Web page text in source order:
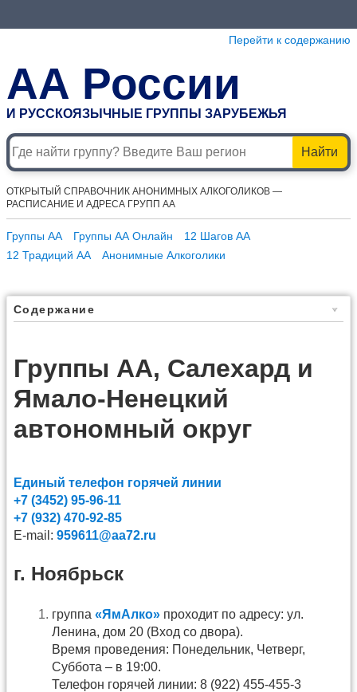
Перейти к содержанию
АА России
И РУССКОЯЗЫЧНЫЕ ГРУППЫ ЗАРУБЕЖЬЯ
Найти
ОТКРЫТЫЙ СПРАВОЧНИК АНОНИМНЫХ АЛКОГОЛИКОВ —
РАСПИСАНИЕ И АДРЕСА ГРУПП АА
Группы АА Группы АА Онлайн
12 Шагов АА
12 Традиций АА
Анонимные Алкоголики
Содержание
Группы АА, Салехард и
Ямало-Ненецкий
автономный округ
Единый телефон горячей линии
+7 (3452) 95-96-11
+7 (932) 470-92-85
Е-mail: 959611@aa72.ru
г. Ноябрьск
группа «ЯмАлко» проходит по адресу: ул.
Ленина, дом 20 (Вход со двора).
Время проведения: Понедельник, Четверг,
Суббота – в 19:00.
Телефон горячей линии: 8 (922) 455-455-3